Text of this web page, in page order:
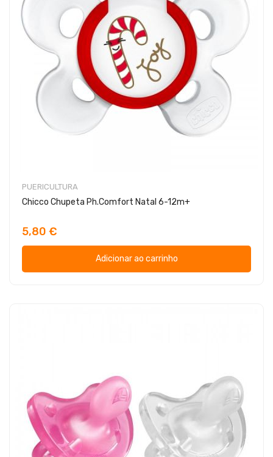
PUERICULTURA
Chicco Chupeta Ph.Comfort Natal 6-12m+
5,80 €
Adicionar ao carrinho